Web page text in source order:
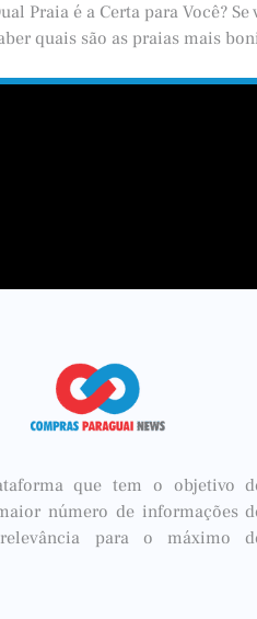
Praia é a Certa para Você?
quais são as praias mais
que tem o objetivo
número de informações
para o máximo